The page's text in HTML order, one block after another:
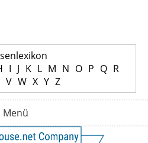
I J K L M N O P Q R
V W X Y Z
Menü